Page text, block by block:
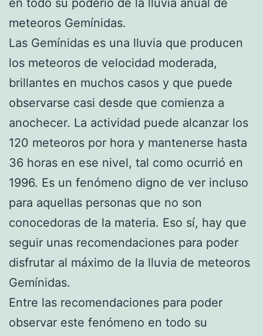
en todo su poderío de la lluvia anual de
meteoros Gemínidas.
Las Gemínidas es una lluvia que producen
los meteoros de velocidad moderada,
brillantes en muchos casos y que puede
observarse casi desde que comienza a
anochecer. La actividad puede alcanzar los
120 meteoros por hora y mantenerse hasta
36 horas en ese nivel, tal como ocurrió en
1996. Es un fenómeno digno de ver incluso
para aquellas personas que no son
conocedoras de la materia. Eso sí, hay que
seguir unas recomendaciones para poder
disfrutar al máximo de la lluvia de meteoros
Gemínidas.
Entre las recomendaciones para poder
observar este fenómeno en todo su